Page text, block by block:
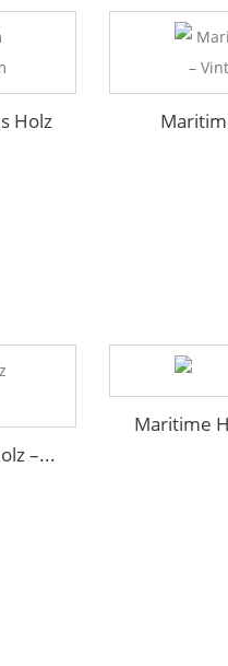
Holz
–...
Maritime